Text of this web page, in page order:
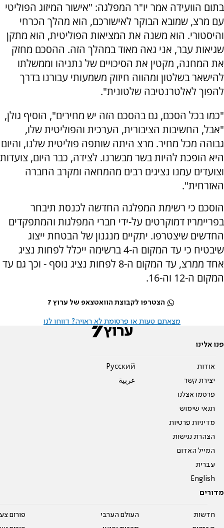
בתום הוועידה אמר יו"ר המפלגה: "אישור המיזוג הפוליטי
עם מרצ, שמובא הבוקר לאישורכם, הוא מהלך הכרחי
והיסטורי. הוא משנה את המציאות הפוליטית, הוא מתקן
שגיאות עבר, אני גאה מאוד במהלך הזה. ההסכם מחזק
את המחנה, מקטין את הסיכויים של נתניהו וממשלתו
להישאר בשלטון ומהווה חיזוק משמעותי עבורנו בדרך
להפוך לאלטרנטיבה שלטונית".
"כמו בכל הסכם, גם בהסכם הזה יש מחירים", הוסיף גולן,
"אבל, החשיבות הציבורית, הערכית והפוליטית שלו,
גבוהה מכל מחיר. מרצ היתה שותפה פוליטית שלנו, והיום
היא הופכת להיות בשר מבשרנו. לצידה, כבר היום, צועדות
וצועדים עמנו נציגים רבים מהמחאה ומקרב החברה
האזרחית".
הוסכם כי רשימת המפלגה החדשה לכנסת תיבחר
בפריימריז דמוקרטים על-ידי חברי המפלגות והמתפקדים
החדשים שיצטרפו. יתקיים מנגנון של הבטחת ייצוג
שיבטיח כי עד המקום ה-4 ברשימה ייכלל לפחות נציג
אחד ממרצ, עד המקום ה-8 לפחות נציג נוסף - וכך גם עד
המקום ה-12 וה-16.
הצטרפו לקבוצת הוואטצאפ של ערוץ 7
מצאתם טעות או פרסומת לא ראויה? דווחו לנו
פנו אלינו
אודות
יצירת קשר
פרסמו אצלנו
תנאי שימוש
מדיניות פרטיות
הצהרת נגישות
המייל האדום
עברית
English
Pусский
عربية
מדורים
חדשות
העולם הערבי
פורום